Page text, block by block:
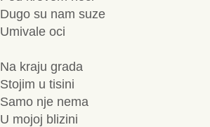
Dugo su nam suze
Umivale oci
Na kraju grada
Stojim u tisini
Samo nje nema
U mojoj blizini